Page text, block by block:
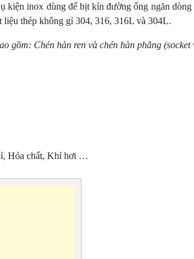
kiện inox dùng để bịt kín đường ống ngăn dòng
liệu thép không gỉ 304, 316, 316L và 304L.
gồm: Chén hàn ren và chén hàn phẳng (socket
Hóa chất, Khí hơi …